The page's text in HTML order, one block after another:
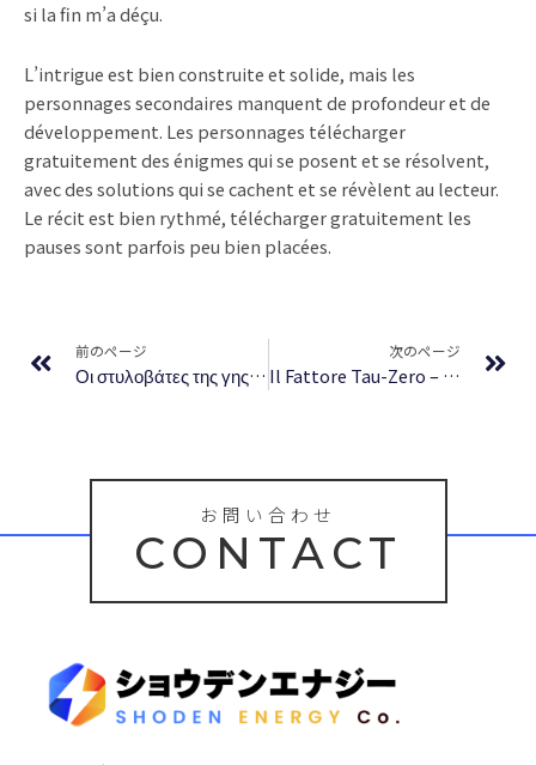
si la fin m’a déçu.
L’intrigue est bien construite et solide, mais les
personnages secondaires manquent de profondeur et de
développement. Les personnages télécharger
gratuitement des énigmes qui se posent et se résolvent,
avec des solutions qui se cachent et se révèlent au lecteur.
Le récit est bien rythmé, télécharger gratuitement les
pauses sont parfois peu bien placées.
前のページ
Οι στυλοβάτες της γης – Βιβλία & Γνώση
次のページ
Il Fattore Tau-Zero – Scaricare Gratis
お問い合わせ
CONTACT